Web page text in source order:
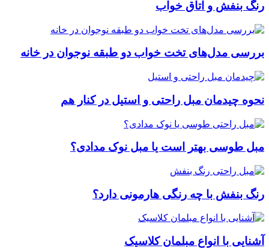
رنگ بنفش و اتاق خواب
بررسی مدل‌های تخت خواب دو طبقه نوجوان در خانه
نحوه چیدمان مبل راحتی و استیل در کنار هم
مبل طوسی بهتر است یا مبل نوک مدادی؟
رنگ بنفش با چه رنگی هارمونی دارد؟
آشنایی با انواع مبلمان کلاسیک